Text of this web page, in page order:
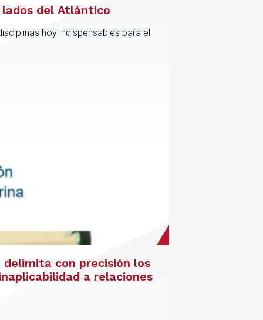
del Atlántico
hoy indispensables para el
con precisión los
a relaciones